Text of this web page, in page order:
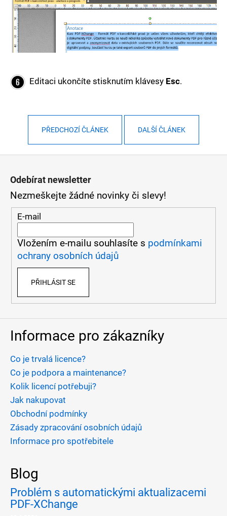
Editaci ukončíte stisknutím klávesy Esc.
PŘEDCHOZÍ ČLÁNEK DALŠÍ ČLÁNEK
Odebírat newsletter
Nezmeškejte žádné novinky či slevy!
E-mail
Vložením e-mailu souhlasíte s podmínkami
ochrany osobních údajů
PŘIHLÁSIT SE
Informace pro zákazníky
Co je trvalá licence?
Co je podpora a maintenance?
Kolik licencí potřebuji?
Jak nakupovat
Obchodní podmínky
Zásady zpracování osobních údajů
Informace pro spotřebitele
Blog
Problém s automatickými aktualizacemi
PDF-XChange